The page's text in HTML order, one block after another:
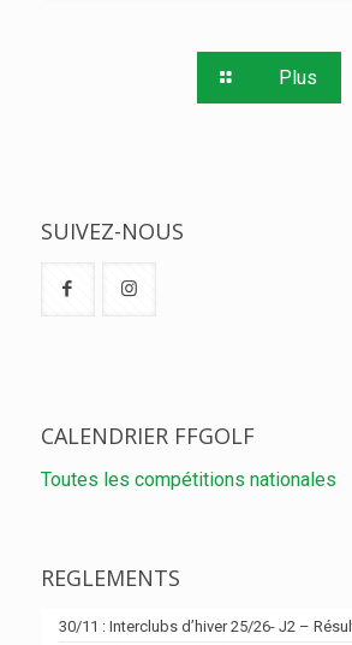
Plus
SUIVEZ-NOUS
CALENDRIER FFGOLF
Toutes les compétitions nationales
REGLEMENTS
30/11 : Interclubs d’hiver 25/26- J2 –